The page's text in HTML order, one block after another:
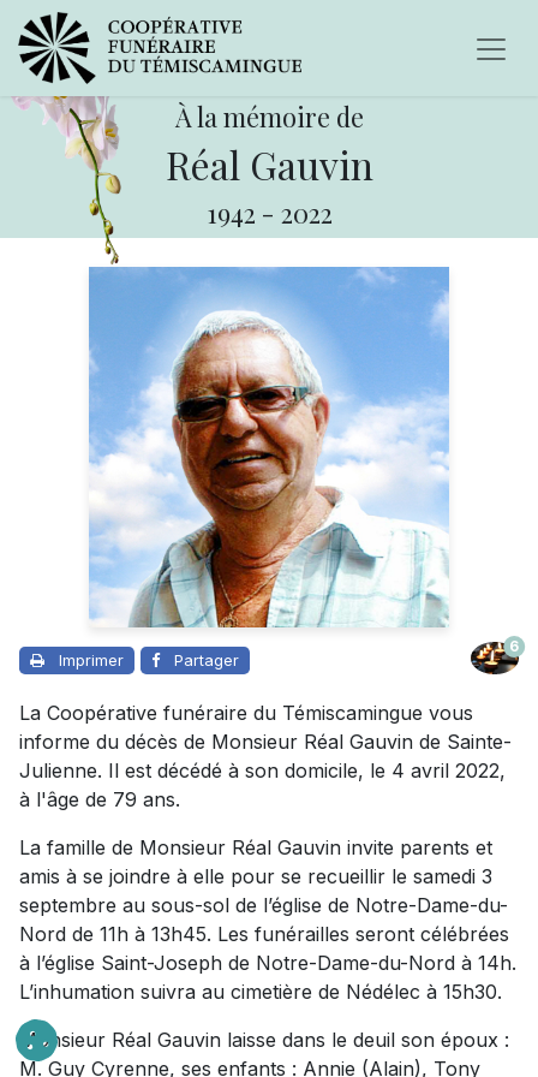
À la mémoire de
Réal Gauvin
1942 - 2022
Imprimer Partager
6
La Coopérative funéraire du Témiscamingue vous
informe du décès de Monsieur Réal Gauvin de Sainte-
Julienne. Il est décédé à son domicile, le 4 avril 2022,
à l'âge de 79 ans.
La famille de Monsieur Réal Gauvin invite parents et
amis à se joindre à elle pour se recueillir le samedi 3
septembre au sous-sol de l’église de Notre-Dame-du-
Nord de 11h à 13h45. Les funérailles seront célébrées
à l’église Saint-Joseph de Notre-Dame-du-Nord à 14h.
L’inhumation suivra au cimetière de Nédélec à 15h30.
Monsieur Réal Gauvin laisse dans le deuil son époux :
M. Guy Cyrenne, ses enfants : Annie (Alain), Tony